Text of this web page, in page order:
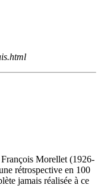
François Morellet (1926-
rétrospective en 100
jamais réalisée à ce